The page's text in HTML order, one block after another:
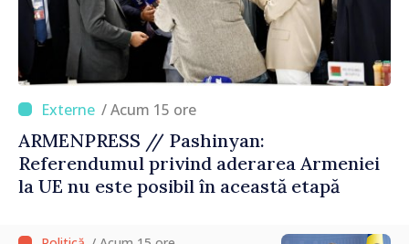
/ Acum 15 ore
ARMENPRESS // Pashinyan:
Referendumul privind aderarea Armeniei
la UE nu este posibil în această etapă